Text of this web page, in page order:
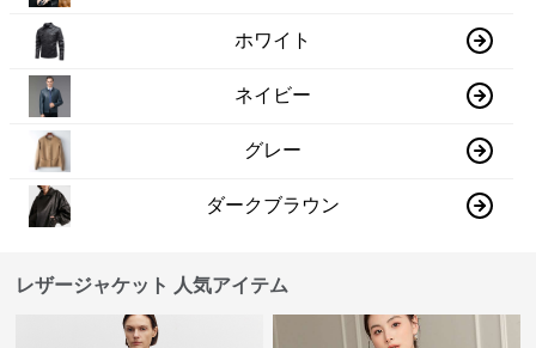
ホワイト
ネイビー
グレー
ダークブラウン
レザージャケット 人気アイテム